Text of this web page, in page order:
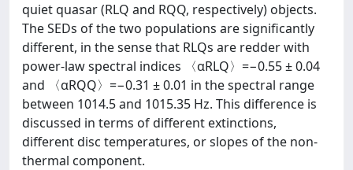
quiet quasar (RLQ and RQQ, respectively) objects.
The SEDs of the two populations are significantly
different, in the sense that RLQs are redder with
power-law spectral indices 〈αRLQ〉=−0.55 ± 0.04
and 〈αRQQ〉=−0.31 ± 0.01 in the spectral range
between 1014.5 and 1015.35 Hz. This difference is
discussed in terms of different extinctions,
different disc temperatures, or slopes of the non-
thermal component.